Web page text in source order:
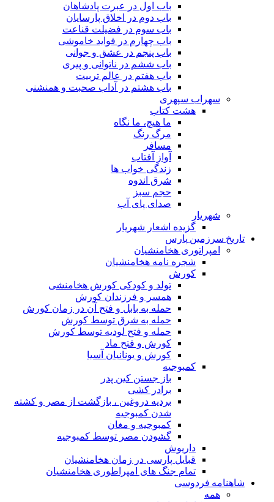
باب اول در عبرت پادشاهان
باب دوم در اخلاق پارسایان
باب سوم در فضیلت قناعت
باب چهارم در فواید خاموشى
باب پنجم در عشق و جوانى
باب ششم در ناتوانى و پیرى
باب هفتم در عالم تربیت
باب هشتم در آداب صحبت و همنشنى
سهراب سپهری
هشت کتاب
ما هیچ، ما نگاه
مرگ رنگ
مسافر
آواز آفتاب
زندگی خواب ها
شرق اندوه
حجم سبز
صدای پای آب
شهریار
گزیده اشعار شهریار
تاریخ سرزمین پارس
امپراتوری هخامنشیان
شجره نامه هخامنشیان
کورش
تولد و کودکی کورش هخامنشی
همسر و فرزندان کورش
حمله به بابل و فتح آن در زمان کورش
حمله به شرق توسط کورش
حمله و فتح لودیه توسط کورش
کورش و فتح ماد
کورش و یونانیان آسیا
کمبوجیه
باز جستن کین پدر
برادر کشی
بردیه دروغین ، بازگشت از مصر و کشته
شدن کمبوجیه
کمبوجیه و مغان
گشودن مصر توسط کمبوجیه
داریوش
قبایل پارسی در زمان هخامنشیان
تمام جنگ های امپراطوری هخامنشیان
شاهنامه فردوسی
همه